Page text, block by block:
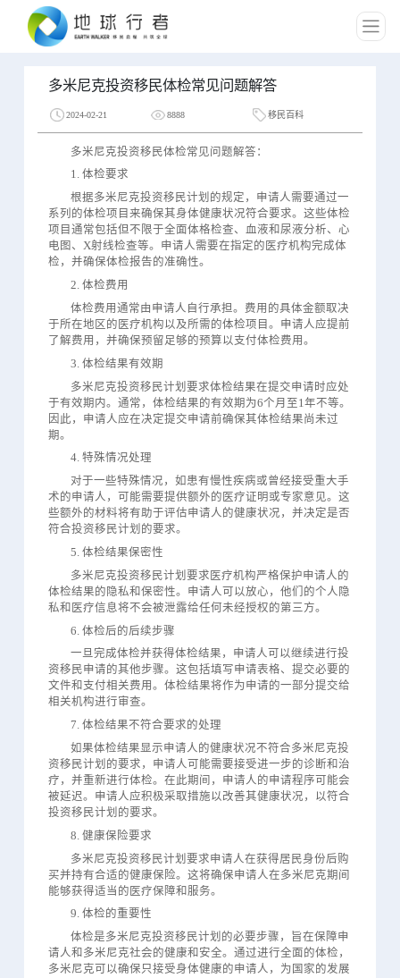
多米尼克投资移民体检常见问题解答
2024-02-21 8888 移民百科
多米尼克投资移民体检常见问题解答：
1. 体检要求
根据多米尼克投资移民计划的规定，申请人需要通过一
系列的体检项目来确保其身体健康状况符合要求。这些体检
项目通常包括但不限于全面体格检查、血液和尿液分析、心
电图、X射线检查等。申请人需要在指定的医疗机构完成体
检，并确保体检报告的准确性。
2. 体检费用
体检费用通常由申请人自行承担。费用的具体金额取决
于所在地区的医疗机构以及所需的体检项目。申请人应提前
了解费用，并确保预留足够的预算以支付体检费用。
3. 体检结果有效期
多米尼克投资移民计划要求体检结果在提交申请时应处
于有效期内。通常，体检结果的有效期为6个月至1年不等。
因此，申请人应在决定提交申请前确保其体检结果尚未过
期。
4. 特殊情况处理
对于一些特殊情况，如患有慢性疾病或曾经接受重大手
术的申请人，可能需要提供额外的医疗证明或专家意见。这
些额外的材料将有助于评估申请人的健康状况，并决定是否
符合投资移民计划的要求。
5. 体检结果保密性
多米尼克投资移民计划要求医疗机构严格保护申请人的
体检结果的隐私和保密性。申请人可以放心，他们的个人隐
私和医疗信息将不会被泄露给任何未经授权的第三方。
6. 体检后的后续步骤
一旦完成体检并获得体检结果，申请人可以继续进行投
资移民申请的其他步骤。这包括填写申请表格、提交必要的
文件和支付相关费用。体检结果将作为申请的一部分提交给
相关机构进行审查。
7. 体检结果不符合要求的处理
如果体检结果显示申请人的健康状况不符合多米尼克投
资移民计划的要求，申请人可能需要接受进一步的诊断和治
疗，并重新进行体检。在此期间，申请人的申请程序可能会
被延迟。申请人应积极采取措施以改善其健康状况，以符合
投资移民计划的要求。
8. 健康保险要求
多米尼克投资移民计划要求申请人在获得居民身份后购
买并持有合适的健康保险。这将确保申请人在多米尼克期间
能够获得适当的医疗保障和服务。
9. 体检的重要性
体检是多米尼克投资移民计划的必要步骤，旨在保障申
请人和多米尼克社会的健康和安全。通过进行全面的体检，
多米尼克可以确保只接受身体健康的申请人，为国家的发展